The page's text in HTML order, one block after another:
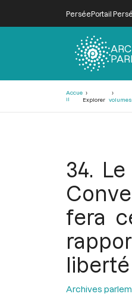
PerséePortail
Accue
il
Explorer volumes
34.
fera
liberté
Archives